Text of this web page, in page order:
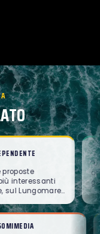
WUMAGAZINE
Un programma che
attraversa linguaggi e
generazioni, con una
vocazione curatoriale
attenta alla scena